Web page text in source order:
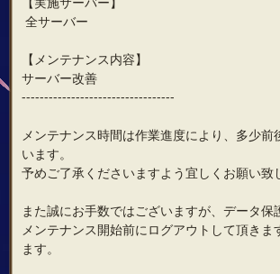
全サーバー
【メンテナンス内容】
サーバー改善
----------------------------------
メンテナンス時間は作業進度により、多少前
います。
予めご了承くださいますよう宜しくお願い致
また誠にお手数ではございますが、データ保
メンテナンス開始前にログアウトして頂きま
ます。